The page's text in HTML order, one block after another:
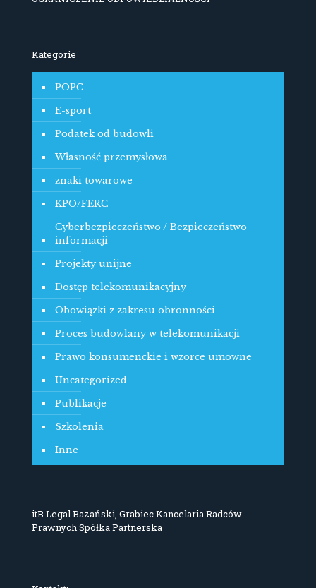
Kategorie
POPC
E-sport
Podatek od budowli
Własność przemysłowa
znaki towarowe
KPO/FERC
Cyberbezpieczeństwo / Bezpieczeństwo
informacji
Projekty unijne
Dostęp telekomunikacyjny
Obowiązki z zakresu obronności
Proces budowlany w telekomunikacji
Prawo konsumenckie i wzorce umowne
Uncategorized
Publikacje
Szkolenia
Inne
itB Legal Bazański, Grabiec Kancelaria Radców
Prawnych Spółka Partnerska